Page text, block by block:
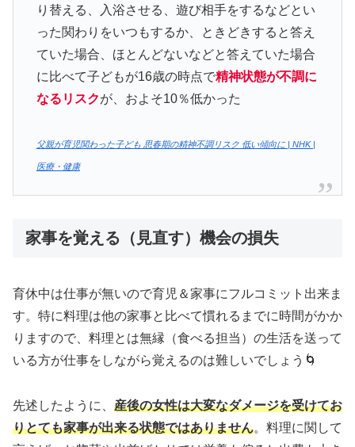
り替える、入浴させる、遊び相手をするなどとい
った関わりをいつもするか、ときどきすると答え
ていた場合、ほとんどないなどと答えていた場合
に比べて子どもが16歳の時点で精神状態が不調に
なるリスクが、およそ10％低かった
父親が育児関わった子ども 思春期の精神不調リスク 低い傾向に | NHK |
医療・健康
家事を覚える（見直す）機会の損失
育休中は仕事が無いので育児＆家事にフルコミット出来ま
す。特に料理は他の家事と比べて慣れるまでに時間がかか
りますので、料理とは無縁（食べる担当）の生活を送って
いる方が仕事をしながら覚えるのは難しいでしょう🌀
先述したように、 産後の女性は大変なダメージを受けてお
りとても家事が出来る状態ではありません。料理に関して